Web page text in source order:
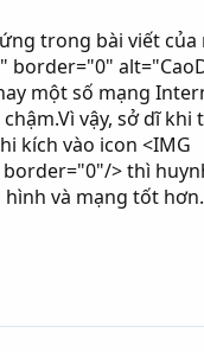
trong bài viết
một số mạng
vậy, sở dĩ
kích vào icon <IMG
> thì
và mạng tốt